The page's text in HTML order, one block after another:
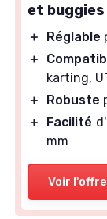
et buggies
＋ Réglable
＋
karting,
＋
Robuste
＋
Facilité
mm
Voir l'offre